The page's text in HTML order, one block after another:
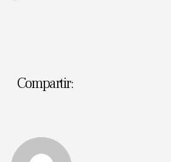
Compartir: